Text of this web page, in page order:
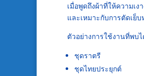
เมื่อพูดถึงผ้าที่ให้ความเ
และเหมาะกับการตัดเย็
ตัวอย่างการใช้งานที่พบ
ชุดราตรี
ชุดไทยประยุกต์